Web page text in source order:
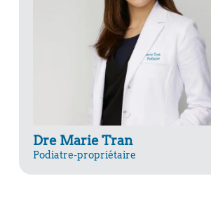
Dre Marie Tran
Podiatre-propriétaire